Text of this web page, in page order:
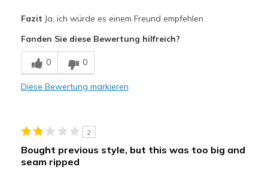
Comfortable
Durable
Sizing
Feels true to size
Fazit Ja, ich würde es einem Freund empfehlen
Fanden Sie diese Bewertung hilfreich?
0 0
Diese Bewertung markieren
2
Bought previous style, but this was too big and
seam ripped